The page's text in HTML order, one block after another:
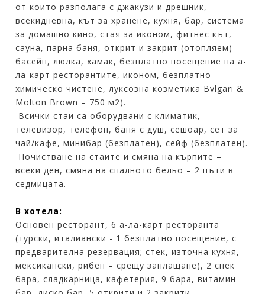
от които разполага с джакузи и дрешник,
всекидневна, кът за хранене, кухня, бар, система
за домашно кино, стая за иконом, фитнес кът,
сауна, парна баня, открит и закрит (отопляем)
басейн, люлка, хамак, безплатно посещение на а-
ла-карт ресторантите, иконом, безплатно
химическо чистене, луксозна козметика Bvlgari &
Molton Brown – 750 м2).
Всички стаи са оборудвани с климатик,
телевизор, телефон, баня с душ, сешоар, сет за
чай/кафе, минибар (безплатен), сейф (безплатен).
Почистване на стаите и смяна на кърпите –
всеки ден, смяна на спалното бельо – 2 пъти в
седмицата.
В хотела:
Основен ресторант, 6 а-ла-карт ресторанта
(турски, италиански - 1 безплатно посещение, с
предварителна резервация; стек, източна кухня,
мексикански, рибен – срещу заплащане), 2 снек
бара, сладкарница, кафетерия, 9 бара, витамин